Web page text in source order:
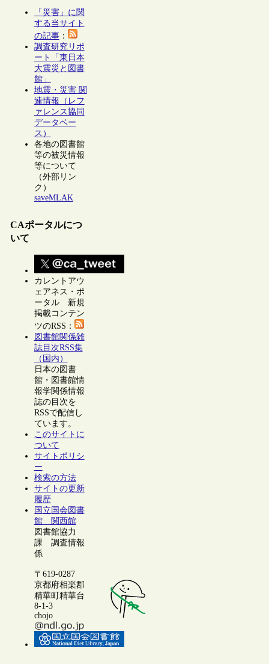
「災害」に関
する当サイト
の記事：
調査研究リポ
ート「東日本
大震災と図書
館」
地震・災害 関
連情報（レフ
ァレンス協同
データベー
ス）
各地の図書館
等の被災情報
等について
（外部リン
ク）
saveMLAK
CAポータルにつ
いて
カレントアウ
ェアネス・ポ
ータル 新規
掲載コンテン
ツのRSS：
図書館関係雑
誌目次RSS集
（国内）
日本の図書
館・図書館情
報学関係情報
誌の目次を
RSSで配信し
ています。
このサイトに
ついて
サイトポリシ
ー
検索の方法
サイトの更新
履歴
国立国会図書
館 関西館
図書館協力
課 調査情報
係
〒619-0287
京都府相楽郡
精華町精華台
8-1-3
chojo